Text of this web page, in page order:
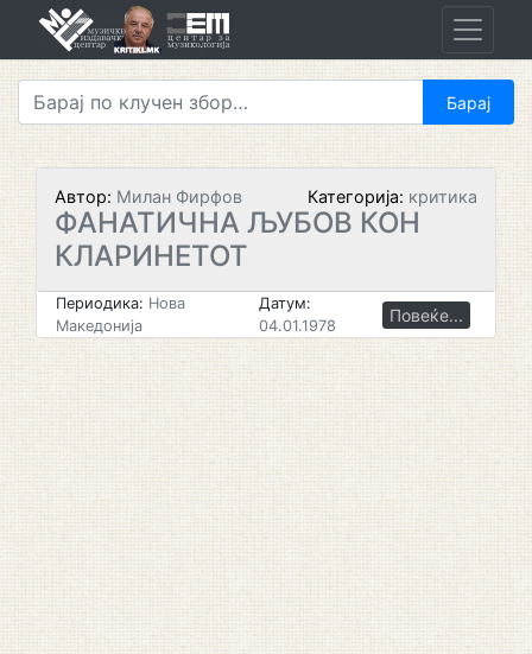
Автор: Милан Фирфов Категорија: критика
ФАНАТИЧНА ЉУБОВ КОН
КЛАРИНЕТОТ
Периодика: Нова
Македонија
Датум:
04.01.1978
Повеќе...